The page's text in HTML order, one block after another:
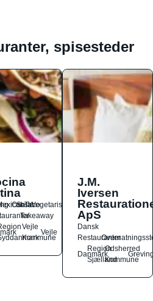
spisesteder
OstSalat
TacoVegetarisk
Takeaway
Vejle
Kommune
Vejle
J.M.
Iversen
ApS
Dansk
Restauranter
Danmark
Region
Sjælland
Odsherred
Kommune